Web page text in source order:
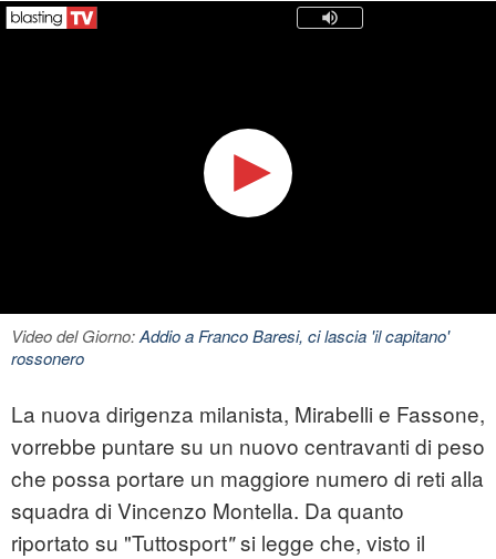
Video del Giorno:Addio a Franco Baresi, ci lascia 'il capitano'
rossonero
La nuova dirigenza milanista, Mirabelli e Fassone,
vorrebbe puntare su un nuovo centravanti di peso
che possa portare un maggiore numero di reti alla
squadra di Vincenzo Montella. Da quanto
riportato su "Tuttosport"si legge che, visto il